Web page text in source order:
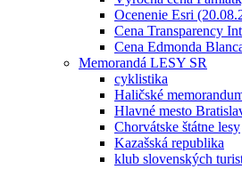
Ocenenie Esri
Cena Transparency
Cena Edmonda
Memorandá LESY SR
cyklistika
Haličské
Hlavné mesto
Chorvátske štátne lesy
Kazašská republika
klub slovenských